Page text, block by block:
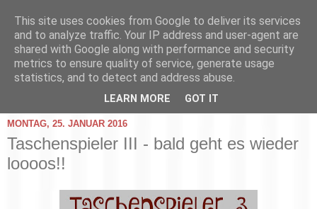
MONTAG, 25. JANUAR 2016
Taschenspieler III - bald geht es wieder
loooos!!
This site uses cookies from Google to deliver its services
and to analyze traffic. Your IP address and user-agent are
shared with Google along with performance and security
metrics to ensure quality of service, generate usage
statistics, and to detect and address abuse.
LEARN MORE GOT IT